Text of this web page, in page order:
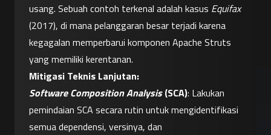
usang. Sebuah contoh terkenal adalah kasus Equifax
(2017), di mana pelanggaran besar terjadi karena
kegagalan memperbarui komponen Apache Struts
yang memiliki kerentanan.
Mitigasi Teknis Lanjutan:
Software Composition Analysis (SCA): Lakukan
pemindaian SCA secara rutin untuk mengidentifikasi
semua dependensi, versinya, dan